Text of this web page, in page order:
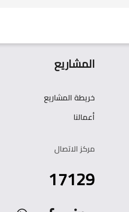
المشاريع
خريطة المشاريع
أعمالنا
مركز الاتصال
17129